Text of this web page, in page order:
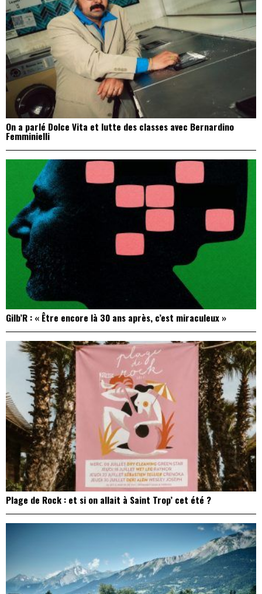
On a parlé Dolce Vita et lutte des classes avec Bernardino
Femminielli
Gilb’R : « Être encore là 30 ans après, c’est miraculeux »
Plage de Rock : et si on allait à Saint Trop’ cet été ?